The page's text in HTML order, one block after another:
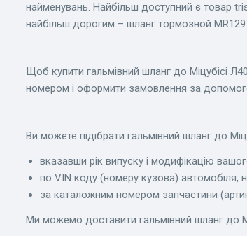
найменувань. Найбільш доступний є товар
найбільш дорогим – шланг тормозной
Щоб купити гальмівний шланг до Міцубісі
номером і оформити замовлення за
Ви можете підібрати гальмівний шланг до
вказавши рік випуску і модифікацію
по VIN коду (номеру кузова) автомобіля,
за каталожним номером запчастини
Ми можемо доставити гальмівний шланг до